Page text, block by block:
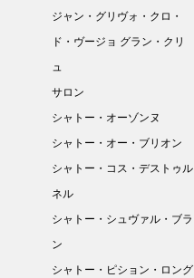
ジャン・グリヴォ・クロ・
ド・ヴージョ グラン・クリ
ュ
サロン
シャトー・オーゾンヌ
シャトー・オー・ブリオン
シャトー・コス・デストゥル
ネル
シャトー・シュヴァル・ブラ
ン
シャトー・ピション・ロング